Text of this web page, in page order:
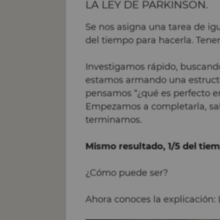
LA LEY DE PARKINSON.
Se nos asigna una tarea de
del tiempo para hacerla.
Investigamos rápido,
estamos armando una
pensamos “¿qué es perfecto
Empezamos a completarla,
terminamos.
Mismo resultado, 1/5 del
¿Cómo puede ser?
Ahora conoces la explicación: